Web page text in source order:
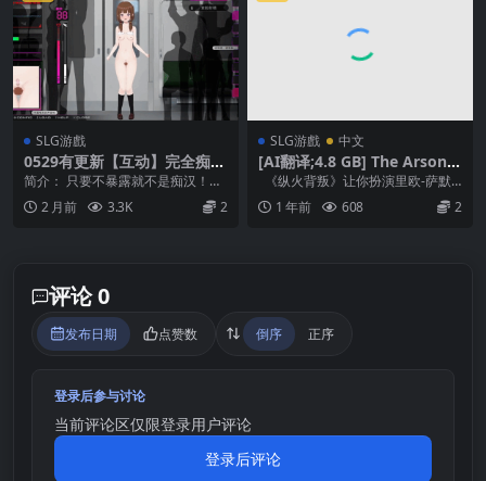
SLG游戲
0529有更新【互动】完全痴汉
内向JK堕落全过程~完全痴○
内気なJKが堕ちるまで v1.1
【官方中文】
简介： 只要不暴露就不是痴汉！？
注意声音、声响、气味和视觉，
以「完全的痴汉」为...
2 月前 3.3K 2
SLG游戲 中文
[AI翻译;4.8 GB] The Arson B
etrayal [v0.7.5]
《纵火背叛》让你扮演里欧-萨默
福特（或任何你想要的名字）。 你
在阿布勒斯密市...
1 年前 608 2
评论 0
发布日期 点赞数 倒序 正序
登录后参与讨论
当前评论区仅限登录用户评论
登录后评论